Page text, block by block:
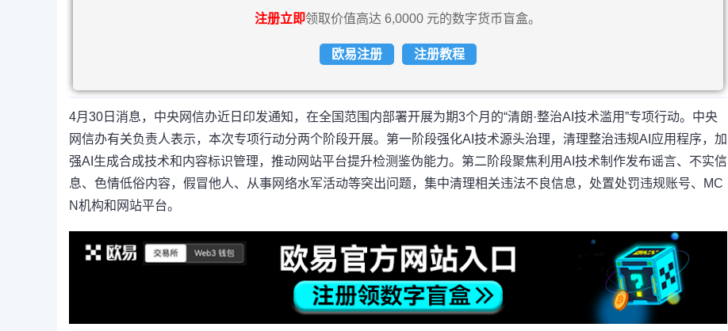
注册立即领取价值高达 6,0000 元的数字货币盲盒。
欧易注册 注册教程
4月30日消息，中央网信办近日印发通知，在全国范围内部署开展为期3个月的“清朗·整治AI技术滥用”专项行动。中央
网信办有关负责人表示，本次专项行动分两个阶段开展。第一阶段强化AI技术源头治理，清理整治违规AI应用程序，加
强AI生成合成技术和内容标识管理，推动网站平台提升检测鉴伪能力。第二阶段聚焦利用AI技术制作发布谣言、不实信
息、色情低俗内容，假冒他人、从事网络水军活动等突出问题，集中清理相关违法不良信息，处置处罚违规账号、MC
N机构和网站平台。